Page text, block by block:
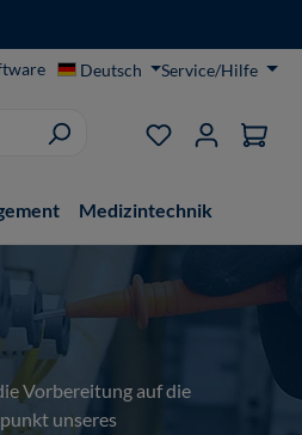
Deutsch Service/Hilfe
Du hast 0
Medizintechnik
Vorbereitung auf die
unseres